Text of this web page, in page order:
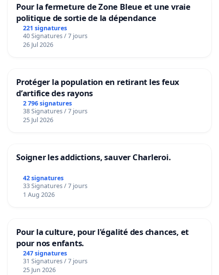
Pour la fermeture de Zone Bleue et une vraie
politique de sortie de la dépendance
221 signatures
40 Signatures / 7 jours
26 Jul 2026
Protéger la population en retirant les feux
d’artifice des rayons
2 796 signatures
38 Signatures / 7 jours
25 Jul 2026
Soigner les addictions, sauver Charleroi.
42 signatures
33 Signatures / 7 jours
1 Aug 2026
Pour la culture, pour l'égalité des chances, et
pour nos enfants.
247 signatures
31 Signatures / 7 jours
25 Jun 2026